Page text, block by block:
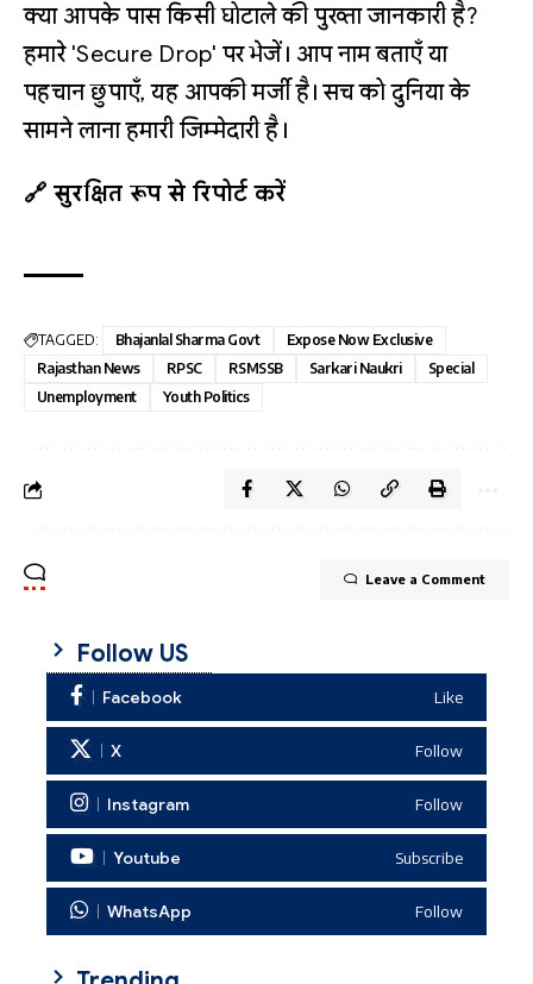
क्या आपके पास किसी घोटाले की पुख्ता जानकारी है?
हमारे 'Secure Drop' पर भेजें। आप नाम बताएँ या
पहचान छुपाएँ, यह आपकी मर्जी है। सच को दुनिया के
सामने लाना हमारी जिम्मेदारी है।
🔗 सुरक्षित रूप से रिपोर्ट करें
TAGGED: Bhajanlal Sharma Govt
Expose Now Exclusive
Rajasthan News
RPSC RSMSSB Sarkari Naukri
Special
Unemployment
Youth Politics
Leave a Comment
Follow US
Facebook Like
X Follow
Instagram Follow
Youtube Subscribe
WhatsApp Follow